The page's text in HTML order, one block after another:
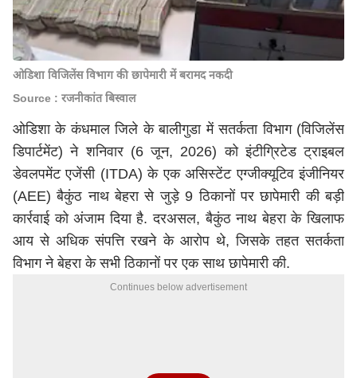
ओडिशा विजिलेंस विभाग की छापेमारी में बरामद नकदी
Source : रजनीकांत बिस्वाल
ओडिशाके कंधमाल जिले के बालीगुडा में सतर्कता विभाग (विजिलेंस
डिपार्टमेंट) ने शनिवार (6 जून, 2026) को इंटीग्रिटेड ट्राइबल
डेवलपमेंट एजेंसी (ITDA) के एक असिस्टेंट एग्जीक्यूटिव इंजीनियर
(AEE) बैकुंठ नाथ बेहरा से जुड़े 9 ठिकानों पर छापेमारी की बड़ी
कार्रवाई को अंजाम दिया है. दरअसल, बैकुंठ नाथ बेहरा के खिलाफ
आय से अधिक संपत्ति रखने के आरोप थे, जिसके तहत सतर्कता
विभाग ने बेहरा के सभी ठिकानों पर एक साथ छापेमारी की.
Continues below advertisement